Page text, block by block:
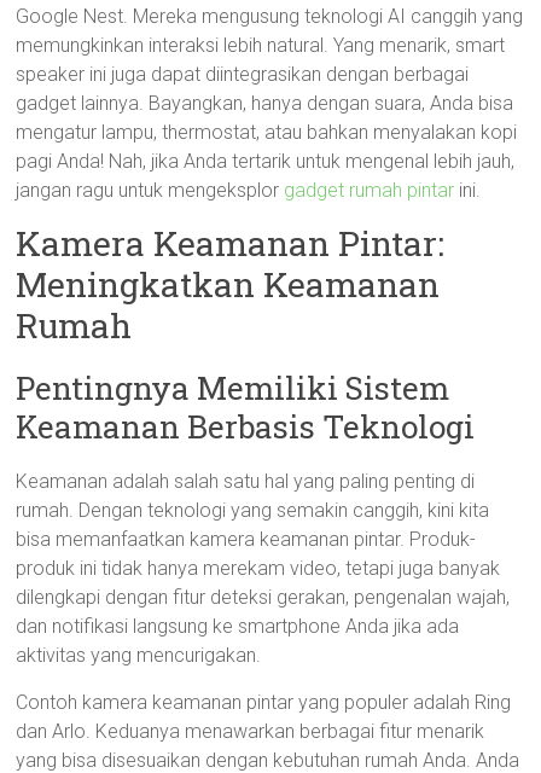
Google Nest. Mereka mengusung teknologi AI canggih yang
memungkinkan interaksi lebih natural. Yang menarik, smart
speaker ini juga dapat diintegrasikan dengan berbagai
gadget lainnya. Bayangkan, hanya dengan suara, Anda bisa
mengatur lampu, thermostat, atau bahkan menyalakan kopi
pagi Anda! Nah, jika Anda tertarik untuk mengenal lebih jauh,
jangan ragu untuk mengeksplor gadget rumah pintar ini.
Kamera Keamanan Pintar:
Meningkatkan Keamanan
Rumah
Pentingnya Memiliki Sistem
Keamanan Berbasis Teknologi
Keamanan adalah salah satu hal yang paling penting di
rumah. Dengan teknologi yang semakin canggih, kini kita
bisa memanfaatkan kamera keamanan pintar. Produk-
produk ini tidak hanya merekam video, tetapi juga banyak
dilengkapi dengan fitur deteksi gerakan, pengenalan wajah,
dan notifikasi langsung ke smartphone Anda jika ada
aktivitas yang mencurigakan.
Contoh kamera keamanan pintar yang populer adalah Ring
dan Arlo. Keduanya menawarkan berbagai fitur menarik
yang bisa disesuaikan dengan kebutuhan rumah Anda. Anda